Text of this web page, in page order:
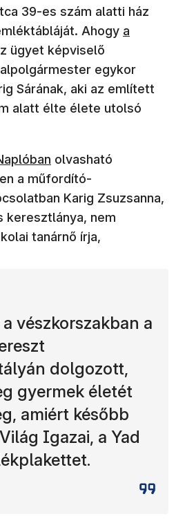
39-es szám alatti ház
Ahogy (új
a
ügyet képviselő
egykor
Sárának, aki az említett
alatt élte élete utolsó
nyílik meg)olvasható
a műfordító-
Karig Zsuzsanna,
keresztlánya, nem
tanárnő írja,
vészkorszakban a
dolgozott,
gyermek életét
amiért később
Igazai, a Yad